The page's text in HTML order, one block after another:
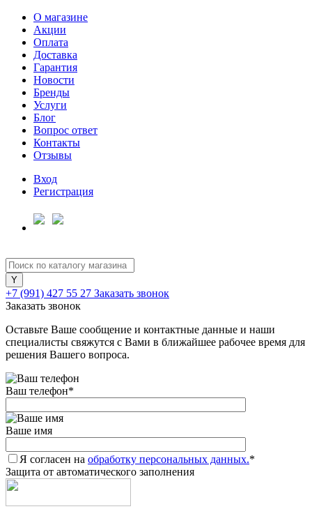
О магазине
Акции
Оплата
Доставка
Гарантия
Новости
Бренды
Услуги
Блог
Вопрос ответ
Контакты
Отзывы
Вход
Регистрация
+7 (991) 427 55 27 Заказать звонок
Заказать звонок
Оставьте Ваше сообщение и контактные данные и наши
специалисты свяжутся с Вами в ближайшее рабочее время для
решения Вашего вопроса.
Ваш телефон*
Ваше имя
Я согласен на обработку персональных данных.*
Защита от автоматического заполнения
Для клиентов всех банков
Разбейте
оплатуна части
без переплат
График платежей
Сегодня
25%
Добавляйте товары
в корзину
Оплачивайте сегодня только
25% картой любого банка
Получайте товар
выбранный способом